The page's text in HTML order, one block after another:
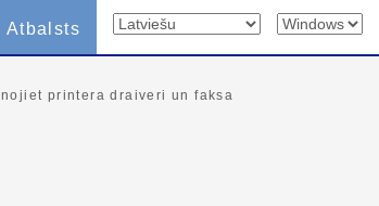
Atbalsts
printera draiveri un faksa